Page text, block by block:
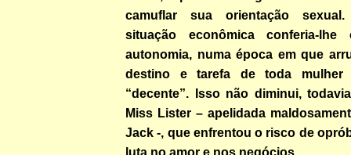
camuflar sua orientação
situação econômica conferia-
autonomia, numa época em que
destino e tarefa de toda mulher
“decente”. Isso não diminui,
Miss Lister – apelidada
Jack -, que enfrentou o risco de
luta no amor e nos negócios.